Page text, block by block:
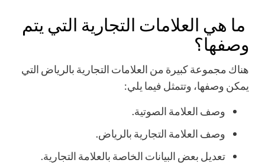
ما هي العلامات التجارية التي يتم
وصفها؟
هناك مجموعة كبيرة من العلامات التجارية بالرياض التي
يمكن وصفها، وتتمثل فيما يلي:
وصف العلامة الصوتية.
وصف العلامة التجارية بالرياض.
تعديل بعض البيانات الخاصة بالعلامة التجارية.